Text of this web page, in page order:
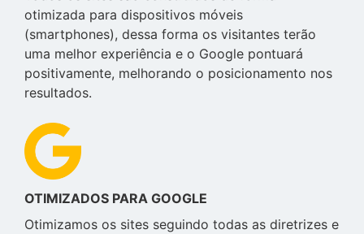
otimizada para dispositivos móveis
(smartphones), dessa forma os visitantes terão
uma melhor experiência e o Google pontuará
positivamente, melhorando o posicionamento nos
resultados.
OTIMIZADOS PARA GOOGLE
Otimizamos os sites seguindo todas as diretrizes e